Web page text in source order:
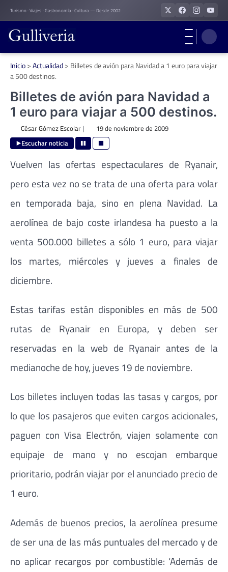
Skip
to
content
Turismo · Viajes · Gastronomía · Cultura — Desde 2002
Inicio>Actualidad> Billetes de avión para Navidad a 1 euro para viajar
a 500 destinos.
Billetes de avión para Navidad a
1 euro para viajar a 500 destinos.
César Gómez Escolar| 19 de noviembre de 2009
Escuchar noticia
Vuelven las ofertas espectaculares de Ryanair,
pero esta vez no se trata de una oferta para volar
en temporada baja, sino en plena Navidad. La
aerolínea de bajo coste irlandesa ha puesto a la
venta 500.000 billetes a sólo 1 euro, para viajar
los martes, miércoles y jueves a finales de
diciembre.
Estas tarifas están disponibles en más de 500
rutas de Ryanair en Europa, y deben ser
reservadas en la web de Ryanair antes de la
medianoche de hoy, jueves 19 de noviembre.
Los billetes incluyen todas las tasas y cargos, por
lo que los pasajeros que eviten cargos acicionales,
paguen con Visa Electrón, viajen solamente con
equipaje de mano y no escojan embarque
prioritario, podrán viajar por el anunciado precio de
1 euro.
Además de buenos precios, la aerolínea presume
de ser una de las más puntuales del mercado y de
no aplicar recargos por combustible: ‘Además de